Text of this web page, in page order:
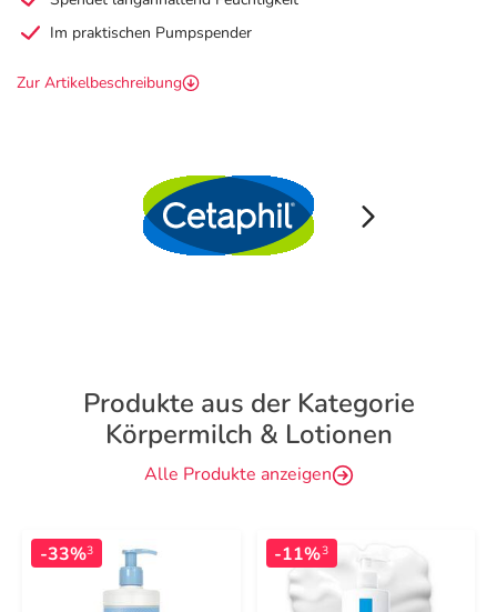
Im praktischen Pumpspender
Zur Artikelbeschreibung
Produkte aus der Kategorie
Körpermilch & Lotionen
Alle Produkte anzeigen
-33%3 -11%3